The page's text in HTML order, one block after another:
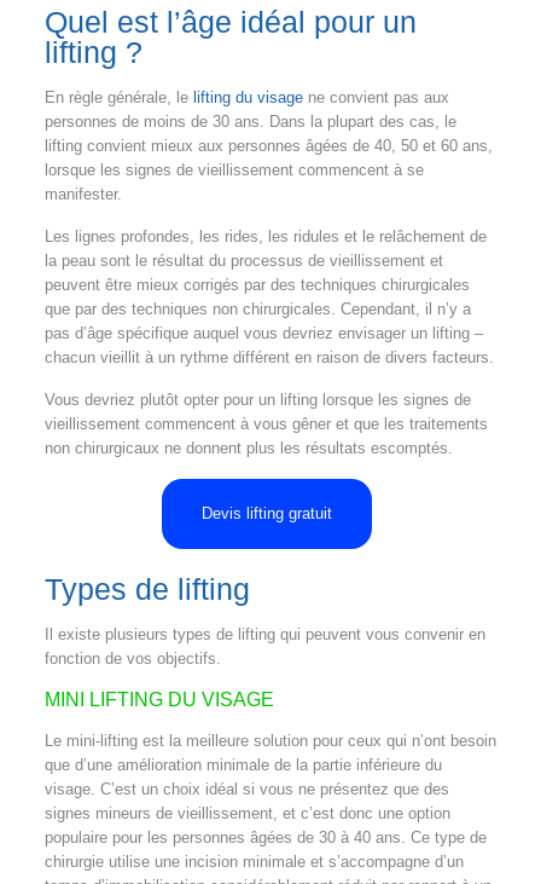
Quel est l’âge idéal pour un
lifting ?
En règle générale, le lifting du visagene convient pas aux
personnes de moins de 30 ans. Dans la plupart des cas, le
lifting convient mieux aux personnes âgées de 40, 50 et 60 ans,
lorsque les signes de vieillissement commencent à se
manifester.
Les lignes profondes, les rides, les ridules et le relâchement de
la peau sont le résultat du processus de vieillissement et
peuvent être mieux corrigés par des techniques chirurgicales
que par des techniques non chirurgicales. Cependant, il n’y a
pas d’âge spécifique auquel vous devriez envisager un lifting –
chacun vieillit à un rythme différent en raison de divers facteurs.
Vous devriez plutôt opter pour un lifting lorsque les signes de
vieillissement commencent à vous gêner et que les traitements
non chirurgicaux ne donnent plus les résultats escomptés.
Devis lifting gratuit
Types de lifting
Il existe plusieurs types de lifting qui peuvent vous convenir en
fonction de vos objectifs.
MINI LIFTING DU VISAGE
Le mini-lifting est la meilleure solution pour ceux qui n’ont besoin
que d’une amélioration minimale de la partie inférieure du
visage. C’est un choix idéal si vous ne présentez que des
signes mineurs de vieillissement, et c’est donc une option
populaire pour les personnes âgées de 30 à 40 ans. Ce type de
chirurgie utilise une incision minimale et s’accompagne d’un